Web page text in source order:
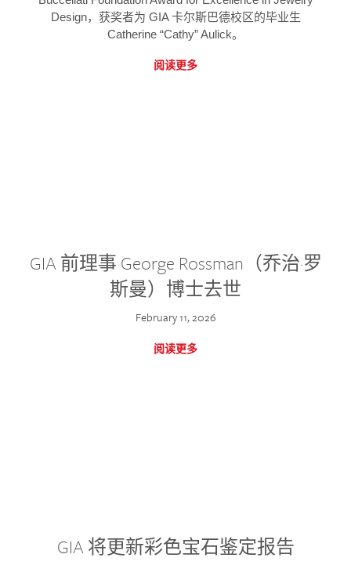
Design，获奖者为 GIA 卡尔斯巴德校区的毕业生
Catherine “Cathy” Aulick。
阅读更多
GIA 前理事 George Rossman（乔治·罗
斯曼）博士去世
February 11, 2026
阅读更多
GIA 将更新彩色宝石鉴定报告